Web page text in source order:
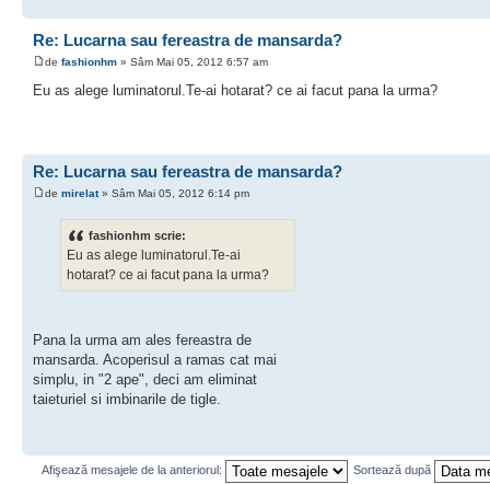
Re: Lucarna sau fereastra de mansarda?
de fashionhm » Sâm Mai 05, 2012 6:57 am
Eu as alege luminatorul.Te-ai hotarat? ce ai facut pana la urma?
Re: Lucarna sau fereastra de mansarda?
de mirelat» Sâm Mai 05, 2012 6:14 pm
fashionhm scrie:
Eu as alege luminatorul.Te-ai
hotarat? ce ai facut pana la urma?
Pana la urma am ales fereastra de
mansarda. Acoperisul a ramas cat mai
simplu, in "2 ape", deci am eliminat
taieturiel si imbinarile de tigle.
Afişează mesajele de la anteriorul: Sortează după